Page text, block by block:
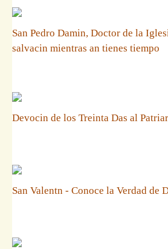
San Pedro Damin, Doctor de la
salvacin mientras an tienes tiempo
Devocin de los Treinta Das al
San Valentn - Conoce la Verdad de